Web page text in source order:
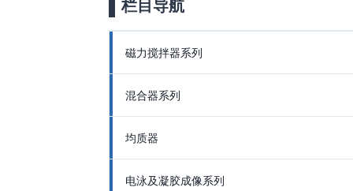
栏目导航
磁力搅拌器系列
混合器系列
均质器
电泳及凝胶成像系列